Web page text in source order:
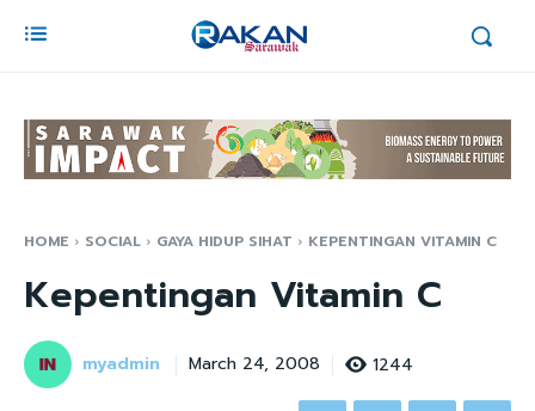
HOME SOCIAL GAYA HIDUP SIHAT KEPENTINGAN VITAMIN C
Kepentingan Vitamin C
myadmin March 24, 2008 1244